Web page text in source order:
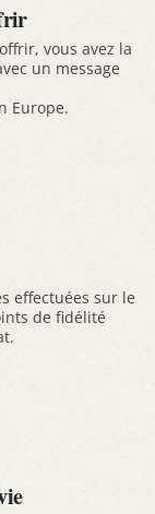
vous avez la
un message
Europe.
effectuées sur le
de fidélité